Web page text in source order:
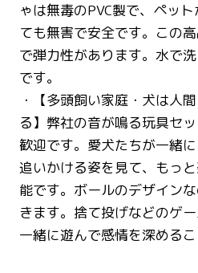
ゃは無毒のPVC製で、ペッ
ても無害で安全です。この
で弾力性があります。水で
です。
・【多頭飼い家庭・犬は人
る】弊社の音が鳴る玩具セ
歓迎です。愛犬たちが一緒
追いかける姿を見て、もっ
能です。ボールのデザイン
きます。捨て投げなどのゲ
一緒に遊んで感情を深めるこ